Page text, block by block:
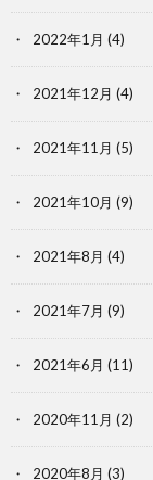
2022年1月 (4)
2021年12月 (4)
2021年11月 (5)
2021年10月 (9)
2021年8月 (4)
2021年7月 (9)
2021年6月 (11)
2020年11月 (2)
2020年8月 (3)